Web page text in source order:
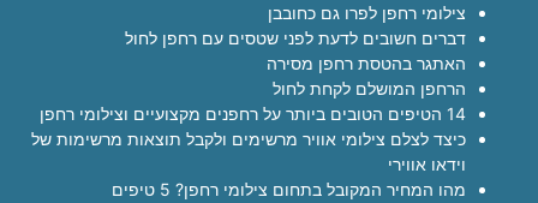
צילומי רחפן לפרו גם כחובבן
דברים חשובים לדעת לפני שטסים עם רחפן לחול
האתגר בהטסת רחפן מסירה
הרחפן המושלם לקחת לחול
14 הטיפים הטובים ביותר על רחפנים מקצועיים וצילומי רחפן
כיצד לצלם צילומי אוויר מרשימים ולקבל תוצאות מרשימות של
וידאו אווירי
מהו המחיר המקובל בתחום צילומי רחפן? 5 טיפים